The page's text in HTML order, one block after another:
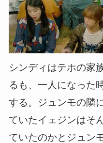
シンディはテホの家
るも、一人になった
する。ジュンモの隣
ていたイェジンはそ
ていたのかとジュン